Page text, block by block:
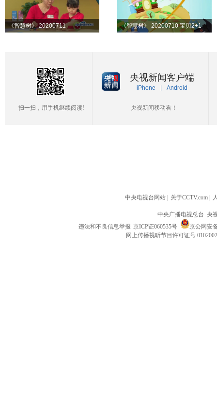
《智慧树》 20200711 《智慧树》 20200710 宝贝2+1
扫一扫，用手机继续阅读!
央视新闻客户端
iPhone Android
央视新闻移动看！
中央电视台网站 关于CCTV.com
中央广播电视总台 央
违法和不良信息举报 京ICP证060535号
京公网安
网上传播视听节目许可证号